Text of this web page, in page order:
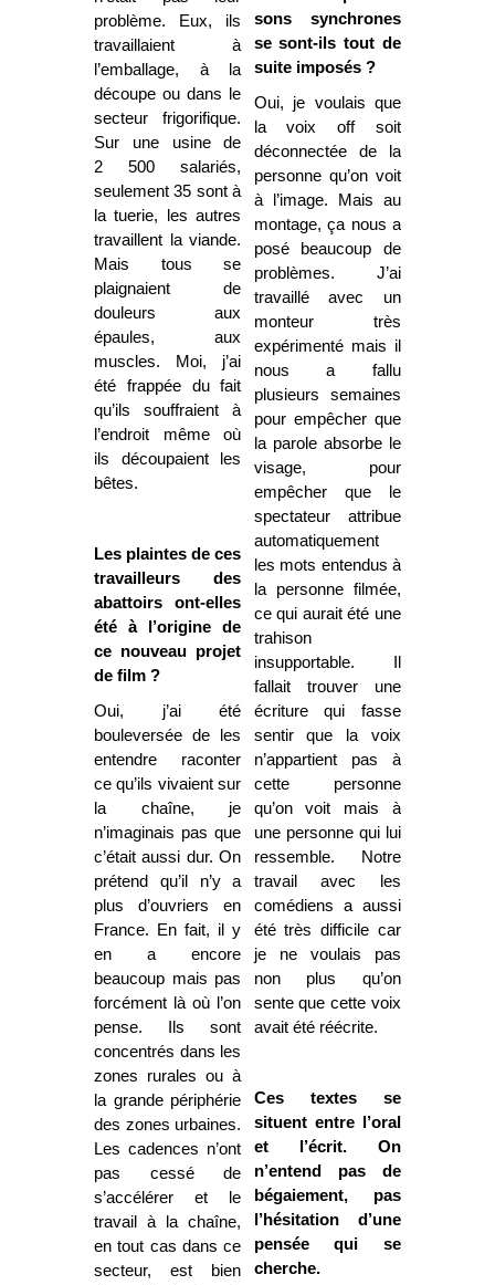
problème. Eux, ils
travaillaient à
l’emballage, à la
découpe ou dans le
secteur frigorifique.
Sur une usine de
2 500 salariés,
seulement 35 sont à
la tuerie, les autres
travaillent la viande.
Mais tous se
plaignaient de
douleurs aux
épaules, aux
muscles. Moi, j’ai
été frappée du fait
qu’ils souffraient à
l’endroit même où
ils découpaient les
bêtes.
Les plaintes de ces
travailleurs des
abattoirs ont-elles
été à l’origine de
ce nouveau projet
de film ?
Oui, j’ai été
bouleversée de les
entendre raconter
ce qu’ils vivaient sur
la chaîne, je
n’imaginais pas que
c’était aussi dur. On
prétend qu’il n’y a
plus d’ouvriers en
France. En fait, il y
en a encore
beaucoup mais pas
forcément là où l’on
pense. Ils sont
concentrés dans les
zones rurales ou à
la grande périphérie
des zones urbaines.
Les cadences n’ont
pas cessé de
s’accélérer et le
travail à la chaîne,
en tout cas dans ce
secteur, est bien
sons synchrones
se sont-ils tout de
suite imposés ?
Oui, je voulais que
la voix off soit
déconnectée de la
personne qu’on voit
à l’image. Mais au
montage, ça nous a
posé beaucoup de
problèmes. J’ai
travaillé avec un
monteur très
expérimenté mais il
nous a fallu
plusieurs semaines
pour empêcher que
la parole absorbe le
visage, pour
empêcher que le
spectateur attribue
automatiquement
les mots entendus à
la personne filmée,
ce qui aurait été une
trahison
insupportable. Il
fallait trouver une
écriture qui fasse
sentir que la voix
n’appartient pas à
cette personne
qu’on voit mais à
une personne qui lui
ressemble. Notre
travail avec les
comédiens a aussi
été très difficile car
je ne voulais pas
non plus qu’on
sente que cette voix
avait été réécrite.
Ces textes se
situent entre l’oral
et l’écrit. On
n’entend pas de
bégaiement, pas
l’hésitation d’une
pensée qui se
cherche.